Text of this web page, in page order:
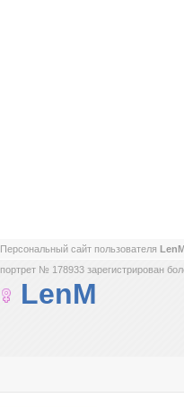
Персональный сайт пользователя
портрет № 178933 зарегистрирован
LenM